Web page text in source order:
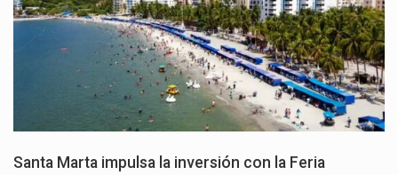
Santa Marta impulsa la inversión con la Feria